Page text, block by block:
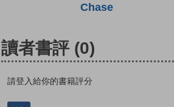
Chase
讀者書評 (0)
請登入給你的書籍評分